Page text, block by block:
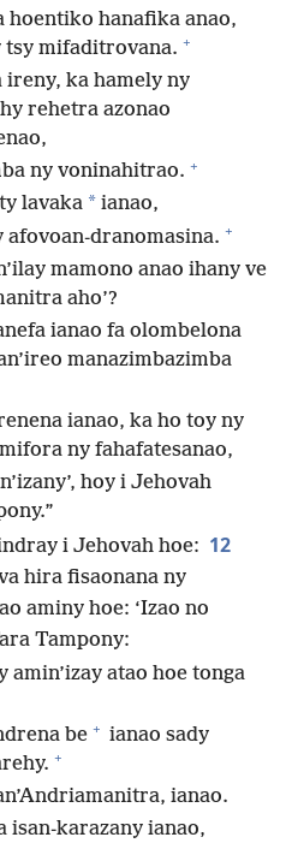
hoentiko hanafika anao,
tsy mifaditrovana. +
ireny, ka hamely ny
rehetra azonao
ny voninahitrao. +
lavaka * ianao,
afovoan-dranomasina. +
mamono anao ihany ve
aho’?
ianao fa olombelona
manazimbazimba
ianao, ka ho toy ny
ny fahafatesanao,
hoy i Jehovah
i Jehovah hoe: 12
hira fisaonana ny
aminy hoe: ‘Izao no
Tampony:
amin’izay atao hoe tonga
be + ianao sady
+
ianao.
isan-karazany ianao,